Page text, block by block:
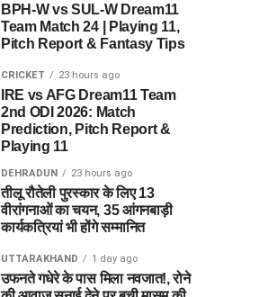
BPH-W vs SUL-W Dream11
Team Match 24 | Playing 11,
Pitch Report & Fantasy Tips
CRICKET 23 hours ago
IRE vs AFG Dream11 Team
2nd ODI 2026: Match
Prediction, Pitch Report &
Playing 11
DEHRADUN 23 hours ago
तीलू रौतेली पुरस्कार के लिए 13
वीरांगनाओं का चयन, 35 आंगनबाड़ी
कार्यकत्रियां भी होंगे सम्मानित
UTTARAKHAND 1 day ago
उफनते गधेरे के पास मिला नवजात!, रोने